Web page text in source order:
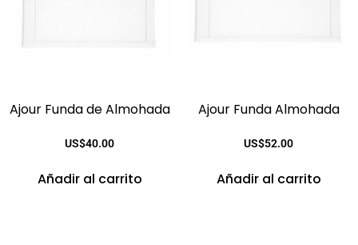
Ajour Funda de Almohada
US$40.00
Añadir al carrito
Ajour Funda Almohada
US$52.00
Añadir al carrito